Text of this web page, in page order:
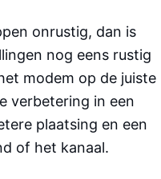
onrustig, dan is
nog eens rustig
modem op de juiste
verbetering in een
plaatsing en een
of het kanaal.